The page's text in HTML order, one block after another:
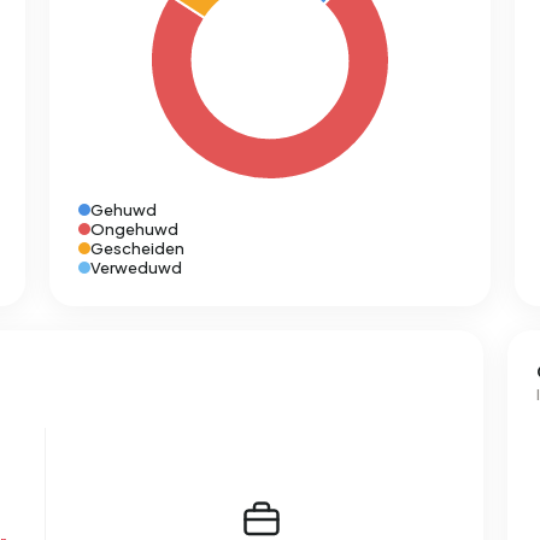
Gehuwd
Ongehuwd
Gescheiden
Verweduwd